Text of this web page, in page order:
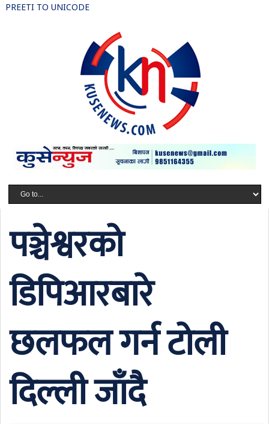
PREETI TO UNICODE
पञ्चेश्वरको
डिपिआरबारे
छलफल गर्न टोली
दिल्ली जाँदै